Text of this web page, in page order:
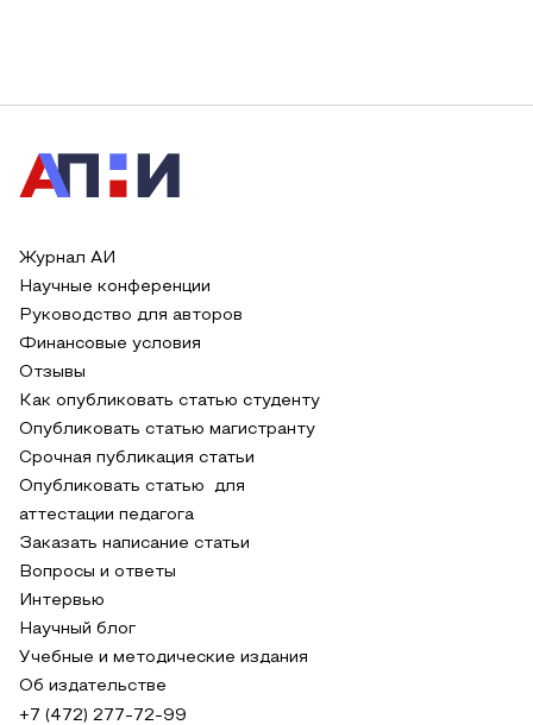
Журнал АИ
Научные конференции
Руководство для авторов
Финансовые условия
Отзывы
Как опубликовать статью студенту
Опубликовать статью магистранту
Срочная публикация статьи
Опубликовать статью для
аттестации педагога
Заказать написание статьи
Вопросы и ответы
Интервью
Научный блог
Учебные и методические издания
Об издательстве
+7 (472) 277-72-99